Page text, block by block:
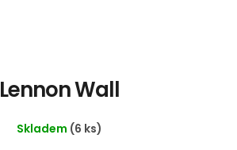
Lennon Wall
Skladem (6 ks)